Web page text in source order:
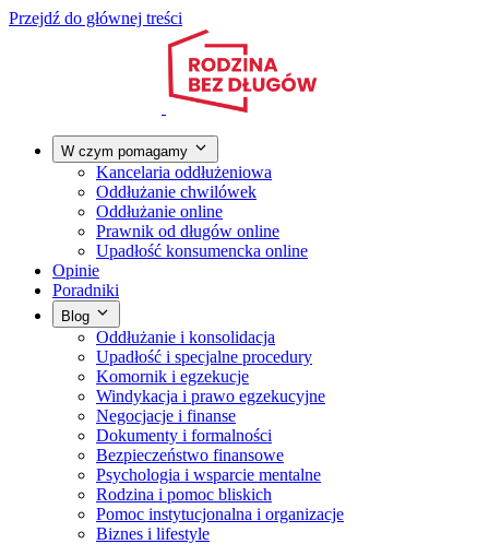
Przejdź do głównej treści
W czym pomagamy
Kancelaria oddłużeniowa
Oddłużanie chwilówek
Oddłużanie online
Prawnik od długów online
Upadłość konsumencka online
Opinie
Poradniki
Blog
Oddłużanie i konsolidacja
Upadłość i specjalne procedury
Komornik i egzekucje
Windykacja i prawo egzekucyjne
Negocjacje i finanse
Dokumenty i formalności
Bezpieczeństwo finansowe
Psychologia i wsparcie mentalne
Rodzina i pomoc bliskich
Pomoc instytucjonalna i organizacje
Biznes i lifestyle